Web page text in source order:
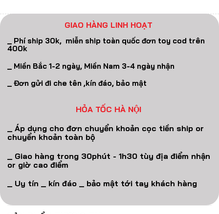
GIAO HÀNG LINH HOẠT
_ Phí ship 30k, miễn ship toàn quốc đơn toy cod trên
400k
_ Miền Bắc 1-2 ngày, Miền Nam 3-4 ngày nhận
_ Đơn gửi đi che tên ,kín đáo, bảo mật
HỎA TỐC HÀ NỘI
_ Áp dụng cho đơn chuyển khoản cọc tiền ship or
chuyển khoản toàn bộ
_ Giao hàng trong 30phút - 1h30 tùy địa điểm nhận
or giờ cao điểm
_ Uy tín _ kín đáo _ bảo mật tới tay khách hàng